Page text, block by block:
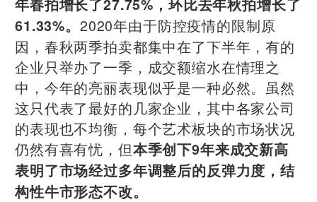
年春拍增长了27.75%，环比去年秋拍增长了
61.33%。 2020年由于防控疫情的限制原
因，春秋两季拍卖都集中在了下半年，有的
企业只举办了一季，成交额缩水在情理之
中，今年的亮丽表现似乎是一种必然。虽然
这只代表了最好的几家企业，其中各家公司
的表现也不均衡，每个艺术板块的市场状况
仍然有喜有忧，但本季创下9年来成交新高
表明了市场经过多年调整后的反弹力度，结
构性牛市形态不改。